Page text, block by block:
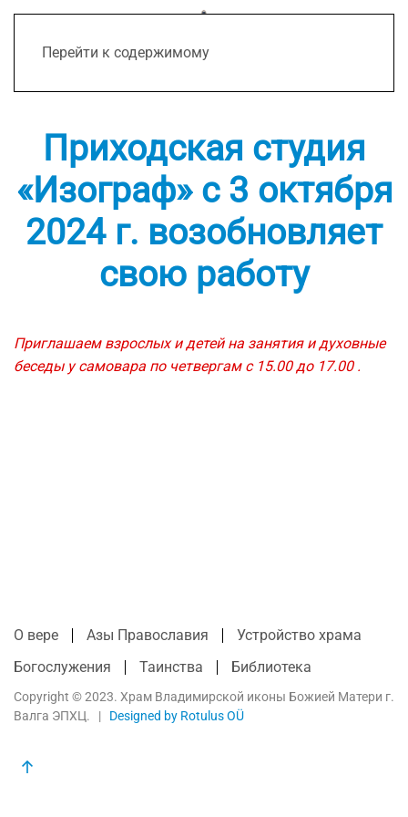
Перейти к содержимому
Приходская студия
«Изограф» с 3 октября
2024 г. возобновляет
свою работу
Приглашаем взрослых и детей на занятия и духовные
беседы у самовара по четвергам с 15.00 до 17.00 .
О вере Азы Православия
Устройство храма
Богослужения
Таинства Библиотека
Copyright © 2023. Храм Владимирской иконы Божией Матери г.
Валга ЭПХЦ. | Designed by Rotulus OÜ